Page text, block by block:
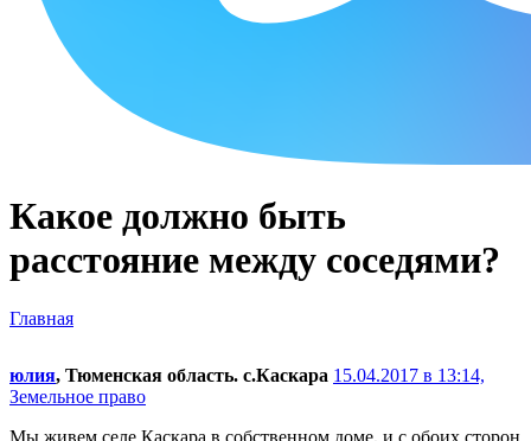
Какое должно быть
расстояние между соседями?
Главная
юлия, Тюменская область. с.Каскара 15.04.2017 в 13:14,
Земельное право
Мы живем селе Каскара в собственном доме, и с обоих сторон